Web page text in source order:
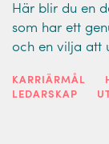
Här blir du en
som har ett
och en vilja att
KARRIÄRMÅL
LEDARSKAP